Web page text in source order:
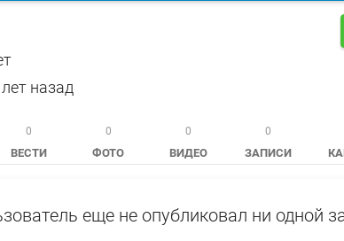
назад
ВЕСТИ
0
ФОТО
0
ВИДЕО
0
ЗАПИСИ
0
еще не опубликовал ни одной